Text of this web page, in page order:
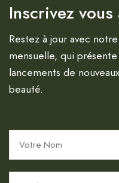
Inscrivez
Restez à jour avec
mensuelle, qui
lancements de
beauté.